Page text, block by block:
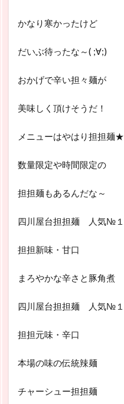
かなり寒かったけど
だいぶ待ったな～( ;∀;)
おかげで辛い担々麺が
美味しく頂けそうだ！
メニューはやはり担担麺★
数量限定や時間限定の
担担麺もあるんだな～
四川屋台担担麺 人気№１
担担新味・甘口
まろやかな辛さと豚角煮
四川屋台担担麺 人気№１
担担元味・辛口
本場の味の伝統辣麺
チャーシュー担担麺